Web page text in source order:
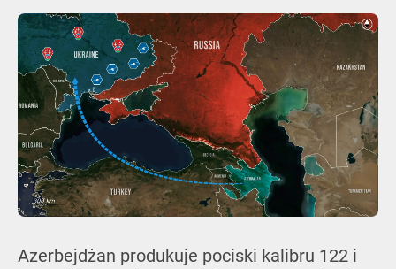
Azerbejdżan produkuje pociski kalibru 122 i